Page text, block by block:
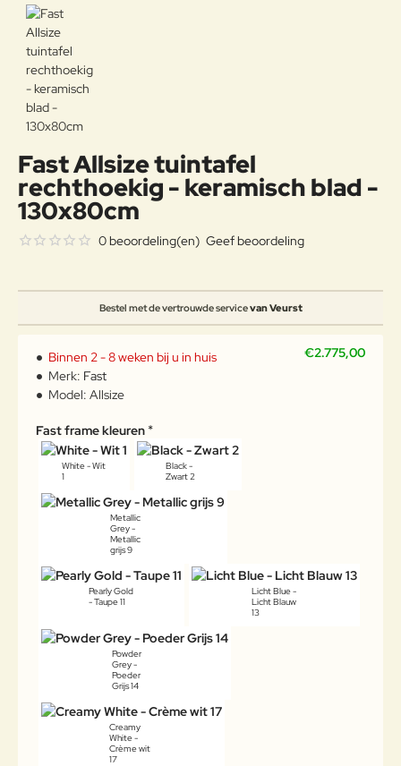
Fast Allsize tuintafel
rechthoekig - keramisch blad -
130x80cm
Bestel met de vertrouwde servicevan Veurst
0 beoordeling(en) Geef beoordeling
€2.775,00
Binnen 2 - 8 weken bij u in huis
Merk: Fast
Model: Allsize
Fast frame kleuren
White - Wit
1
Black -
Zwart 2
Metallic
Grey -
Metallic
grijs 9
Pearly Gold
- Taupe 11
Licht Blue -
Licht Blauw
13
Powder
Grey -
Poeder
Grijs 14
Creamy
White -
Crème wit
17